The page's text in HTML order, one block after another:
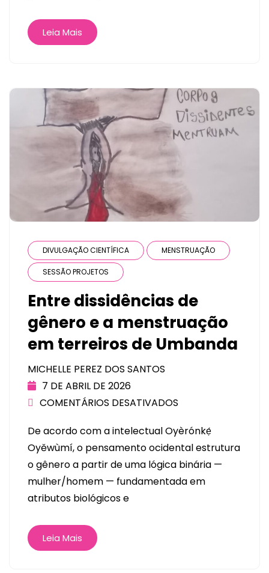
Leia Mais
DIVULGAÇÃO CIENTÍFICA MENSTRUAÇÃO
SESSÃO PROJETOS
Entre dissidências de
gênero e a menstruação
em terreiros de Umbanda
MICHELLE PEREZ DOS SANTOS
7 DE ABRIL DE 2026
COMENTÁRIOS DESATIVADOS
De acordo com a intelectual Oyèrónkẹ́
Oyěwùmí, o pensamento ocidental estrutura
o gênero a partir de uma lógica binária —
mulher/homem — fundamentada em
atributos biológicos e
Leia Mais